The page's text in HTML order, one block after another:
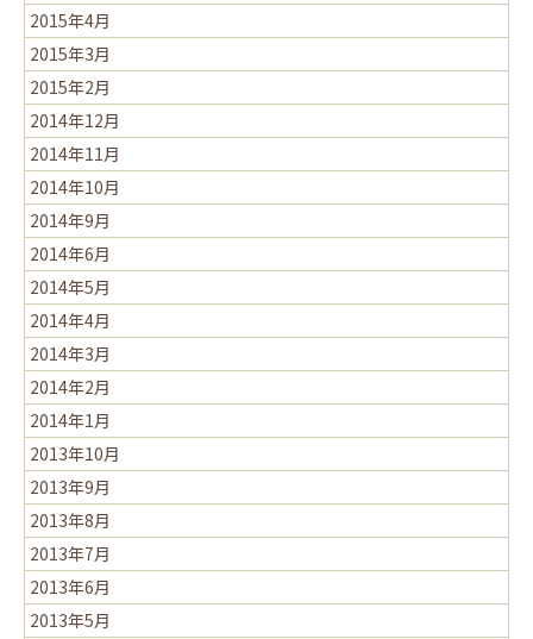
2015年4月
2015年3月
2015年2月
2014年12月
2014年11月
2014年10月
2014年9月
2014年6月
2014年5月
2014年4月
2014年3月
2014年2月
2014年1月
2013年10月
2013年9月
2013年8月
2013年7月
2013年6月
2013年5月